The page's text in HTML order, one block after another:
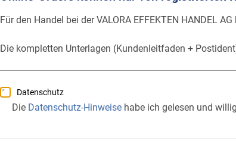
Für den Handel bei der VALORA EFFEKTEN HANDEL
Die kompletten Unterlagen (Kundenleitfaden +
Datenschutz
Die Datenschutz-Hinweise habe ich gelesen und